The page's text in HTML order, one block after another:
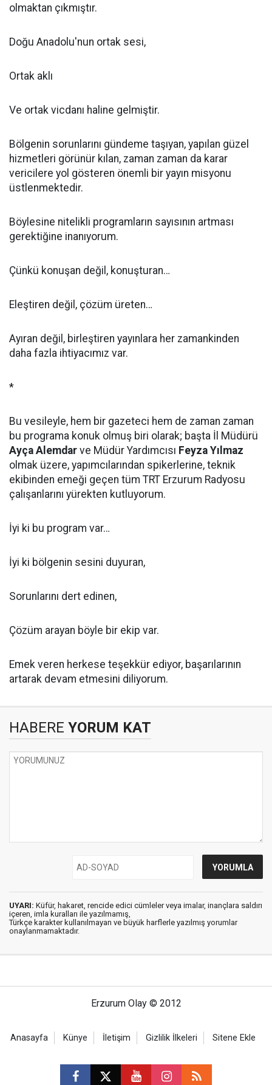
olmaktan çıkmıştır.
Doğu Anadolu'nun ortak sesi,
Ortak aklı
Ve ortak vicdanı haline gelmiştir.
Bölgenin sorunlarını gündeme taşıyan, yapılan güzel
hizmetleri görünür kılan, zaman zaman da karar
vericilere yol gösteren önemli bir yayın misyonu
üstlenmektedir.
Böylesine nitelikli programların sayısının artması
gerektiğine inanıyorum.
Çünkü konuşan değil, konuşturan…
Eleştiren değil, çözüm üreten…
Ayıran değil, birleştiren yayınlara her zamankinden
daha fazla ihtiyacımız var.
*
Bu vesileyle, hem bir gazeteci hem de zaman zaman
bu programa konuk olmuş biri olarak; başta İl Müdürü
Ayça Alemdar ve Müdür Yardımcısı Feyza Yılmaz
olmak üzere, yapımcılarından spikerlerine, teknik
ekibinden emeği geçen tüm TRT Erzurum Radyosu
çalışanlarını yürekten kutluyorum.
İyi ki bu program var…
İyi ki bölgenin sesini duyuran,
Sorunlarını dert edinen,
Çözüm arayan böyle bir ekip var.
Emek veren herkese teşekkür ediyor, başarılarının
artarak devam etmesini diliyorum.
HABERE YORUM KAT
UYARI: Küfür, hakaret, rencide edici cümleler veya imalar, inançlara saldırı
içeren, imla kuralları ile yazılmamış,
Türkçe karakter kullanılmayan ve büyük harflerle yazılmış yorumlar
onaylanmamaktadır.
Erzurum Olay © 2012
Anasayfa Künye İletişim Gizlilik İlkeleri Sitene Ekle